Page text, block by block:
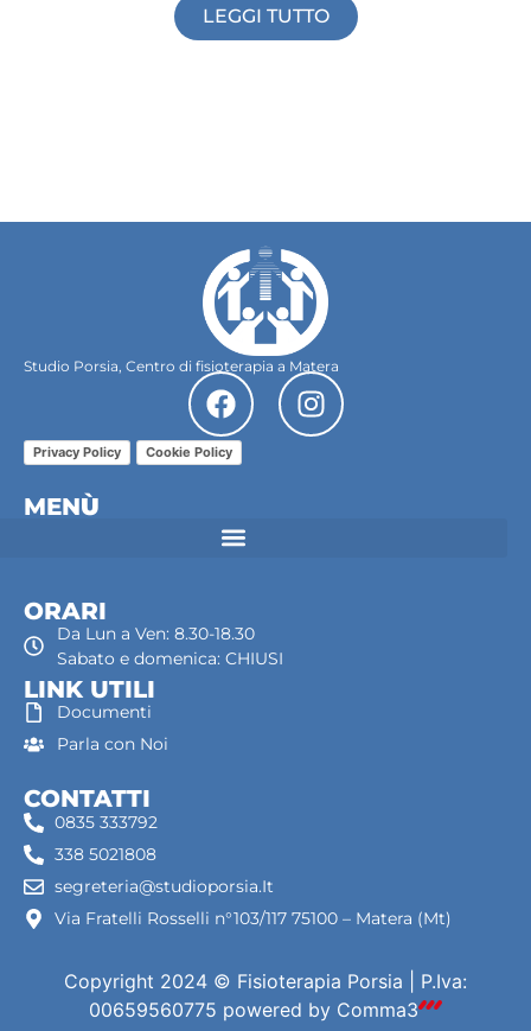
LEGGI TUTTO
Studio Porsia, Centro di fisioterapia a Matera
Privacy Policy Cookie Policy
MENÙ
ORARI
Da Lun a Ven: 8.30-18.30
Sabato e domenica: CHIUSI
LINK UTILI
Documenti
Parla con Noi
CONTATTI
0835 333792
338 5021808
segreteria@studioporsia.It
Via Fratelli Rosselli n°103/117 75100 – Matera (Mt)
Copyright 2024 © Fisioterapia Porsia | P.Iva:
00659560775 powered by Comma3